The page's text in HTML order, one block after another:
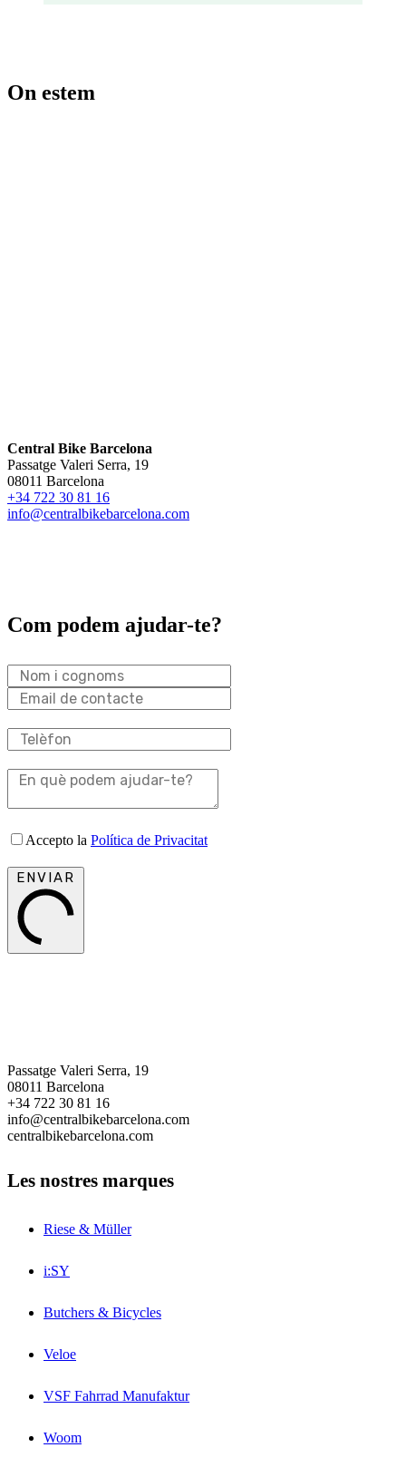
On estem
Central Bike Barcelona
Passatge Valeri Serra, 19
08011 Barcelona
+34 722 30 81 16
info@centralbikebarcelona.com
Com podem ajudar-te?
Accepto la Política de Privacitat
ENVIAR
Passatge Valeri Serra, 19
08011 Barcelona
+34 722 30 81 16
info@centralbikebarcelona.com
centralbikebarcelona.com
Les nostres marques
Riese & Müller
i:SY
Butchers & Bicycles
Veloe
VSF Fahrrad Manufaktur
Woom